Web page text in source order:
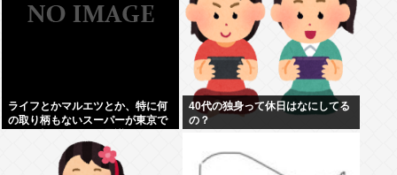
ライフとかマルエツとか、特に何
の取り柄もないスーパーが東京で
普通OK行くだろ
40代の独身って休日はなにしてる
の？